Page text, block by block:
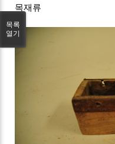
목재류
목록
열기